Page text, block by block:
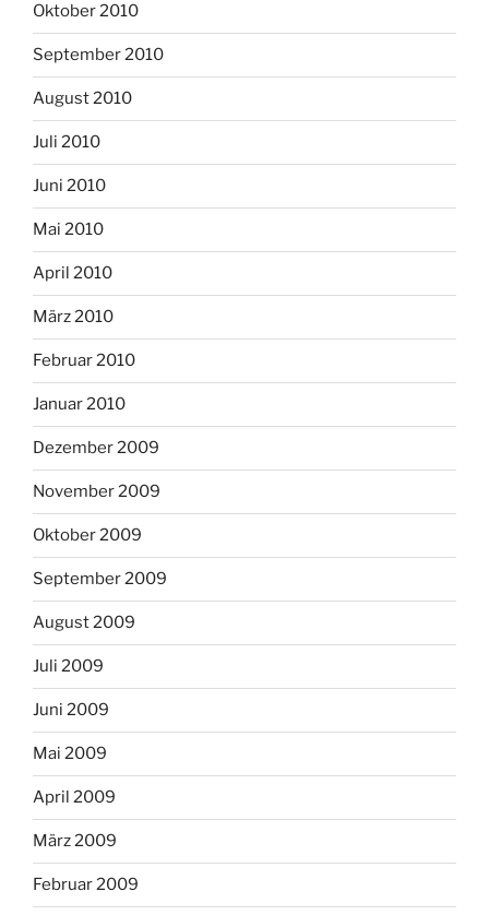
Oktober 2010
September 2010
August 2010
Juli 2010
Juni 2010
Mai 2010
April 2010
März 2010
Februar 2010
Januar 2010
Dezember 2009
November 2009
Oktober 2009
September 2009
August 2009
Juli 2009
Juni 2009
Mai 2009
April 2009
März 2009
Februar 2009